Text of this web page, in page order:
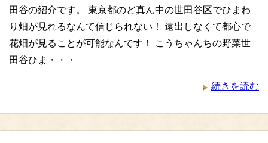
田谷の紹介です。 東京都のど真ん中の世田谷区でひまわ
り畑が見れるなんて信じられない！ 遠出しなくて都心で
花畑が見ることが可能なんです！ こうちゃんちの野菜世
田谷ひま・・・
続きを読む